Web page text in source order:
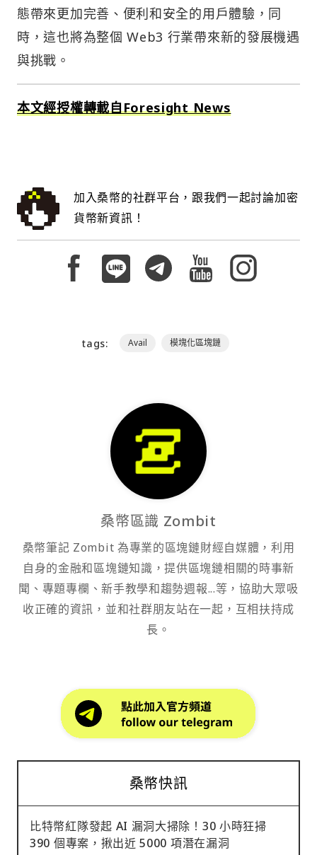
態帶來更加完善、便利和安全的用戶體驗，同
時，這也將為整個 Web3 行業帶來新的發展機遇
與挑戰。
本文經授權轉載自Foresight News
加入桑幣的社群平台，跟我們一起討論加密
貨幣新資訊！
tags: Avail 模塊化區塊鏈
桑幣區識 Zombit
桑幣筆記 Zombit 為專業的區塊鏈財經自媒體，利用
自身的金融和區塊鏈知識，提供區塊鏈相關的時事新
聞、專題專欄、新手教學和趨勢週報...等，協助大眾吸
收正確的資訊，並和社群朋友站在一起，互相扶持成
長。
桑幣快訊
比特幣紅隊發起 AI 漏洞大掃除！30 小時狂掃
390 個專案，揪出近 5000 項潛在漏洞